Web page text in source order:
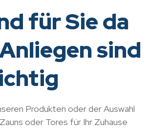
für Sie da
sind
Produkten oder der Auswahl
oder Tores für Ihr Zuhause